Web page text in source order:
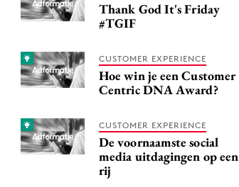
Thank God It's Friday
#TGIF
CUSTOMER EXPERIENCE
Hoe win je een Customer
Centric DNA Award?
CUSTOMER EXPERIENCE
De voornaamste social
media uitdagingen op een
rij